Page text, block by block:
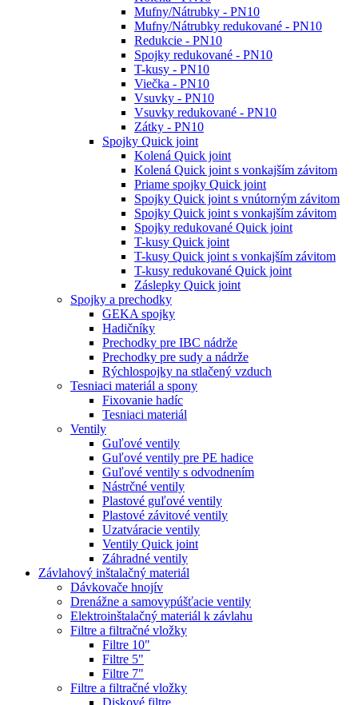
Mufny/Nátrubky - PN10
Mufny/Nátrubky redukované - PN10
Redukcie - PN10
Spojky redukované - PN10
T-kusy - PN10
Viečka - PN10
Vsuvky - PN10
Vsuvky redukované - PN10
Zátky - PN10
Spojky Quick joint
Kolená Quick joint
Kolená Quick joint s vonkajším závitom
Priame spojky Quick joint
Spojky Quick joint s vnútorným závitom
Spojky Quick joint s vonkajším závitom
Spojky redukované Quick joint
T-kusy Quick joint
T-kusy Quick joint s vonkajším závitom
T-kusy redukované Quick joint
Záslepky Quick joint
Spojky a prechodky
GEKA spojky
Hadičníky
Prechodky pre IBC nádrže
Prechodky pre sudy a nádrže
Rýchlospojky na stlačený vzduch
Tesniaci materiál a spony
Fixovanie hadíc
Tesniaci materiál
Ventily
Guľové ventily
Guľové ventily pre PE hadice
Guľové ventily s odvodnením
Nástrčné ventily
Plastové guľové ventily
Plastové závitové ventily
Uzatváracie ventily
Ventily Quick joint
Záhradné ventily
Závlahový inštalačný materiál
Dávkovače hnojív
Drenážne a samovypúšťacie ventily
Elektroinštalačný materiál k závlahu
Filtre a filtračné vložky
Filtre 10"
Filtre 5"
Filtre 7"
Filtre a filtračné vložky
Diskové filtre